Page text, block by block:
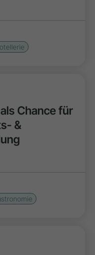
Chance für
&